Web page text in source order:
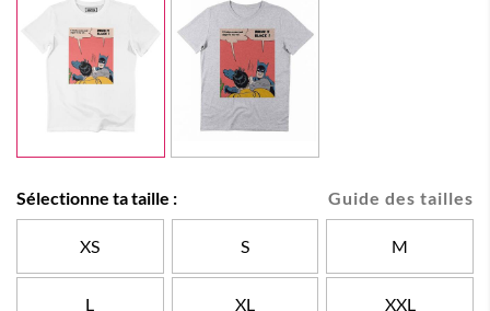
Guide des tailles
Sélectionne ta taille :
XS S M
L XL XXL